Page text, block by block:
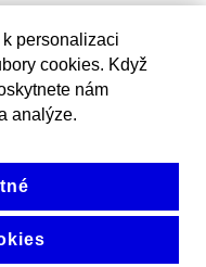
personalizaci
cookies. Když
nám
analýze.